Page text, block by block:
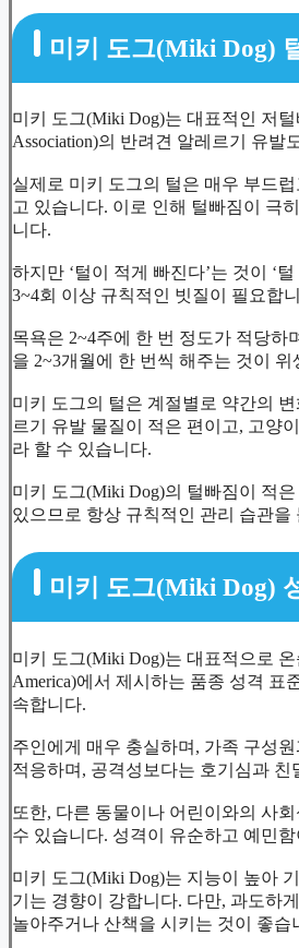
미키 도그(Miki Dog)
미키 도그(Miki Dog)는 대표적인 저
Association)의 반려견 알레르기 유발
실제로 미키 도그의 털은 매우 부드럽
고 있습니다. 이로 인해 털빠짐이 극
니다.
하지만 ‘털이 적게 빠진다’는 것이 ‘
3~4회 이상 규칙적인 빗질이 필요합
목욕은 2~4주에 한 번 정도가 적당
을 2~3개월에 한 번씩 해주는 것이
미키 도그의 털은 계절별로 약간의
르기 유발 물질이 적은 편이고, 고양
라 할 수 있습니다.
미키 도그(Miki Dog)의 털빠짐이 적
있으므로 항상 규칙적인 관리 습관을
미키 도그(Miki Dog)
미키 도그(Miki Dog)는 대표적으로
America)에서 제시하는 품종 성격 표
속합니다.
주인에게 매우 충실하며, 가족 구성
적응하며, 공격성보다는 호기심과
또한, 다른 동물이나 어린이와의 사
수 있습니다. 성격이 유순하고 예민
미키 도그(Miki Dog)는 지능이 높아
기는 경향이 강합니다. 다만, 과도하
놀아주거나 산책을 시키는 것이 좋습